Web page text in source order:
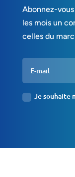
Abonnez-
les mois un
celles du
Je souhaite